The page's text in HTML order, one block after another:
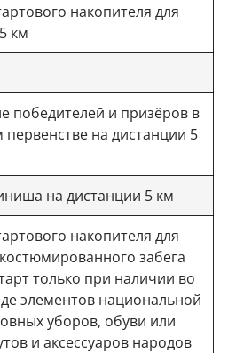
накопителя для
км
победителей и призёров в
на дистанции 5
на дистанции 5 км
накопителя для
забега
только при наличии во
элементов национальной
уборов, обуви или
и аксессуаров народов